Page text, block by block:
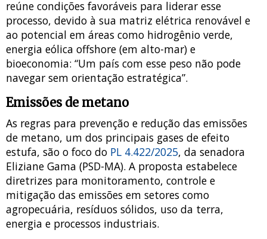
reúne condições favoráveis para liderar esse
processo, devido à sua matriz elétrica renovável e
ao potencial em áreas como hidrogênio verde,
energia eólica offshore (em alto-mar) e
bioeconomia: “Um país com esse peso não pode
navegar sem orientação estratégica”.
Emissões de metano
As regras para prevenção e redução das emissões
de metano, um dos principais gases de efeito
estufa, são o foco do PL 4.422/2025, da senadora
Eliziane Gama (PSD-MA). A proposta estabelece
diretrizes para monitoramento, controle e
mitigação das emissões em setores como
agropecuária, resíduos sólidos, uso da terra,
energia e processos industriais.